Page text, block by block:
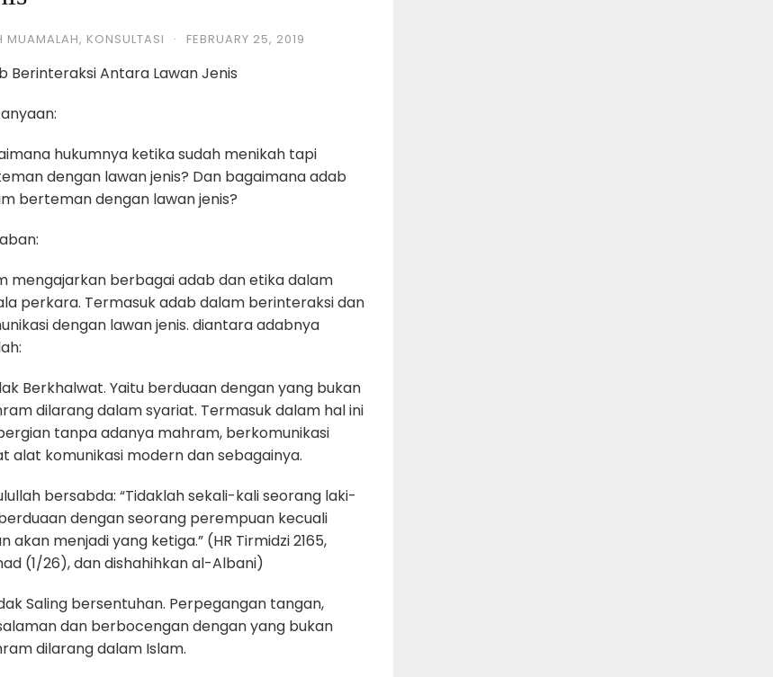
MUAMALAH, KONSULTASI · FEBRUARY 25, 2019
Berinteraksi Antara Lawan Jenis
hukumnya ketika sudah menikah tapi
dengan lawan jenis? Dan bagaimana adab
berteman dengan lawan jenis?
mengajarkan berbagai adab dan etika dalam
perkara. Termasuk adab dalam berinteraksi dan
dengan lawan jenis. diantara adabnya
Berkhalwat. Yaitu berduaan dengan yang bukan
dilarang dalam syariat. Termasuk dalam hal ini
tanpa adanya mahram, berkomunikasi
alat komunikasi modern dan sebagainya.
bersabda: “Tidaklah sekali-kali seorang laki-
dengan seorang perempuan kecuali
akan menjadi yang ketiga.” (HR Tirmidzi 2165,
(1/26), dan dishahihkan al-Albani)
Saling bersentuhan. Perpegangan tangan,
dan berbocengan dengan yang bukan
dilarang dalam Islam.